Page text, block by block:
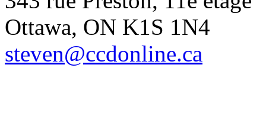
Ottawa, ON K1S 1N4
steven@ccdonline.ca